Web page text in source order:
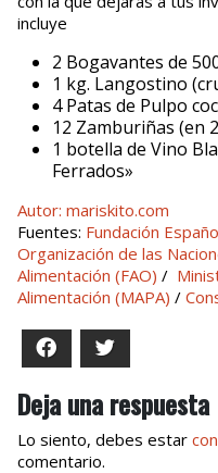
incluye
2 Bogavantes de
1 kg. Langostino
4 Patas de Pulpo
12 Zamburiñas (en
1 botella de Vino
Ferrados»
Autor: mariskito.com
Fuentes: Fundación
Organización de las
Alimentación (FAO) /
Alimentación (MAPA) /
Facebook
Deja una respuesta
Lo siento, debes estar
comentario.